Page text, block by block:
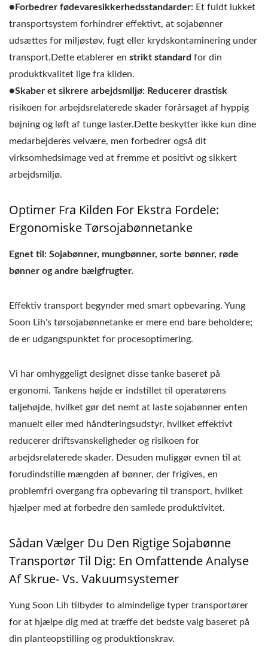
●Forbedrer fødevaresikkerhedsstandarder: Et fuldt lukket
transportsystem forhindrer effektivt, at sojabønner
udsættes for miljøstøv, fugt eller krydskontaminering under
transport.Dette etablerer en strikt standard for din
produktkvalitet lige fra kilden.
●Skaber et sikrere arbejdsmiljø: Reducerer drastisk
risikoen for arbejdsrelaterede skader forårsaget af hyppig
bøjning og løft af tunge laster.Dette beskytter ikke kun dine
medarbejderes velvære, men forbedrer også dit
virksomhedsimage ved at fremme et positivt og sikkert
arbejdsmiljø.
Optimer Fra Kilden For Ekstra Fordele:
Ergonomiske Tørsojabønnetanke
Egnet til: Sojabønner, mungbønner, sorte bønner, røde
bønner og andre bælgfrugter.
Effektiv transport begynder med smart opbevaring. Yung
Soon Lih's tørsojabønnetanke er mere end bare beholdere;
de er udgangspunktet for procesoptimering.
Vi har omhyggeligt designet disse tanke baseret på
ergonomi. Tankens højde er indstillet til operatørens
taljehøjde, hvilket gør det nemt at laste sojabønner enten
manuelt eller med håndteringsudstyr, hvilket effektivt
reducerer driftsvanskeligheder og risikoen for
arbejdsrelaterede skader. Desuden muliggør evnen til at
forudindstille mængden af bønner, der frigives, en
problemfri overgang fra opbevaring til transport, hvilket
hjælper med at forbedre den samlede produktivitet.
Sådan Vælger Du Den Rigtige Sojabønne
Transportør Til Dig: En Omfattende Analyse
Af Skrue- Vs. Vakuumsystemer
Yung Soon Lih tilbyder to almindelige typer transportører
for at hjælpe dig med at træffe det bedste valg baseret på
din planteopstilling og produktionskrav.